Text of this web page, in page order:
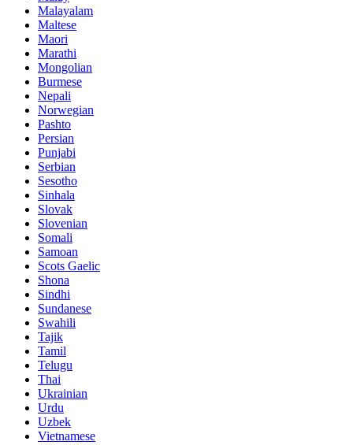
Malayalam
Maltese
Maori
Marathi
Mongolian
Burmese
Nepali
Norwegian
Pashto
Persian
Punjabi
Serbian
Sesotho
Sinhala
Slovak
Slovenian
Somali
Samoan
Scots Gaelic
Shona
Sindhi
Sundanese
Swahili
Tajik
Tamil
Telugu
Thai
Ukrainian
Urdu
Uzbek
Vietnamese